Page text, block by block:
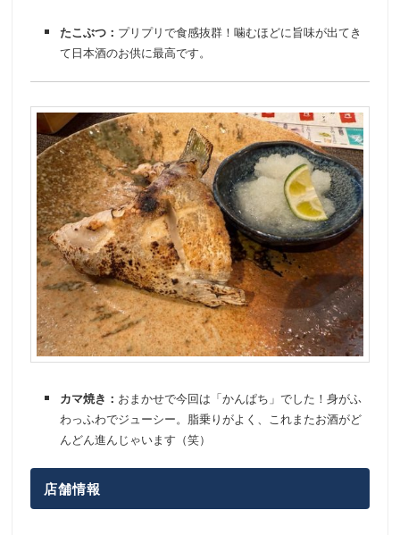
たこぶつ： プリプリで食感抜群！噛むほどに旨味が出てき
て日本酒のお供に最高です。
カマ焼き： おまかせで今回は「かんぱち」でした！身がふ
わっふわでジューシー。脂乗りがよく、これまたお酒がど
んどん進んじゃいます（笑）
店舗情報